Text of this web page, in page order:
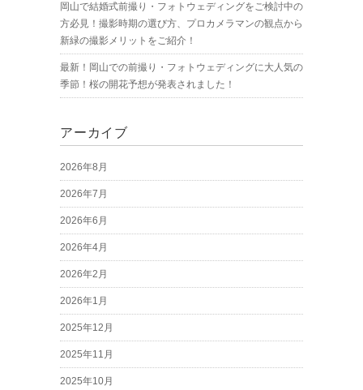
岡山で結婚式前撮り・フォトウェディングをご検討中の
方必見！撮影時期の選び方、プロカメラマンの観点から
新緑の撮影メリットをご紹介！
最新！岡山での前撮り・フォトウェディングに大人気の
季節！桜の開花予想が発表されました！
アーカイブ
2026年8月
2026年7月
2026年6月
2026年4月
2026年2月
2026年1月
2025年12月
2025年11月
2025年10月